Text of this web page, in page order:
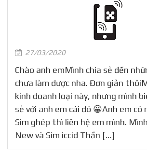
27/03/2020
Chào anh emMình chia sẻ đến
chưa làm được nha. Đơn giản
kinh doanh loại này, nhưng mình
sẻ với anh em cái đó 😀Anh em có
Sim ghép thì liên hệ em mình.
New và Sim iccid Thần […]